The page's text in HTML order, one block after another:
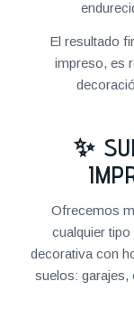
El resultado
impreso, es
✨
Ofrecemos
cualquier
decorativa con
suelos: garajes,